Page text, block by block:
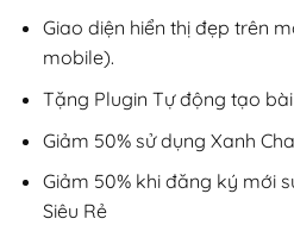
Giao diện hiển thị đẹp trên
mobile).
Tặng Plugin Tự động tạo
Giảm 50% sử dụng Xanh
Giảm 50% khi đăng ký mới
Siêu Rẻ